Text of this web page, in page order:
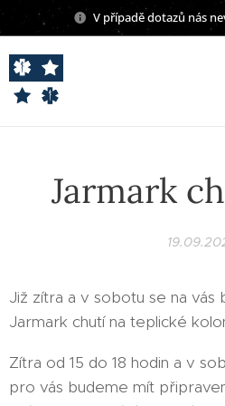
V případě dotazů nás
Jarmark
Již zítra a v sobotu se na vás
Jarmark chutí na teplické
Zítra od 15 do 18 hodin a v
pro vás budeme mít